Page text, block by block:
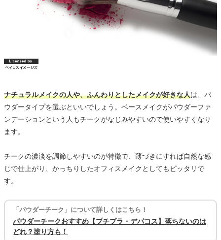
ナチュラルメイクの人や、ふんわりとしたメイクが好きな人は、パ
ウダータイプを選ぶといいでしょう。ベースメイクがパウダーファ
ンデーションという人もチークがなじみやすいので使いやすくなり
ます。
チークの濃淡を調節しやすいのが特徴で、薄づきにすれば自然な感
じで仕上がり、かっちりしたオフィスメイクとしてもピッタリで
す。
「パウダーチーク」について詳しくはこちら！
パウダーチークおすすめ【プチプラ・デパコス】落ちないのは
どれ？塗り方も！